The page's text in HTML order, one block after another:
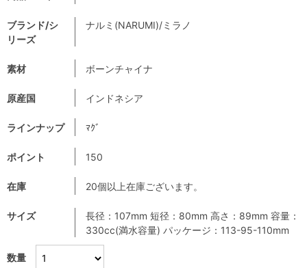
数量
ブランド/シ
リーズ
ナルミ(NARUMI)/ミラノ
素材 ボーンチャイナ
原産国 インドネシア
ラインナップ ﾏｸﾞ
ポイント 150
在庫 20個以上在庫ございます。
サイズ
長径：107mm 短径：80mm 高さ：89mm 容量：
330cc(満水容量) パッケージ：113-95-110mm